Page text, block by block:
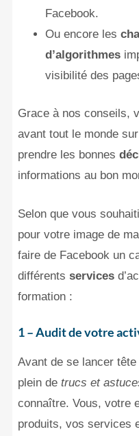
Facebook.
Ou encore les
d’algorithmes
visibilité des
Grace à nos conseils,
avant tout le monde
prendre les bonnes
informations au bon
Selon que vous
pour votre image de
faire de Facebook un
différentsservices
formation :
1 – Audit de votre
Avant de se lancer
plein de trucs et
connaître. Vous, votre
produits, vos services